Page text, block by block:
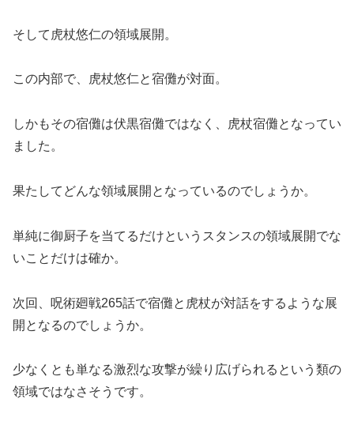
そして虎杖悠仁の領域展開。
この内部で、虎杖悠仁と宿儺が対面。
しかもその宿儺は伏黒宿儺ではなく、虎杖宿儺となってい
ました。
果たしてどんな領域展開となっているのでしょうか。
単純に御厨子を当てるだけというスタンスの領域展開でな
いことだけは確か。
次回、呪術廻戦265話で宿儺と虎杖が対話をするような展
開となるのでしょうか。
少なくとも単なる激烈な攻撃が繰り広げられるという類の
領域ではなさそうです。